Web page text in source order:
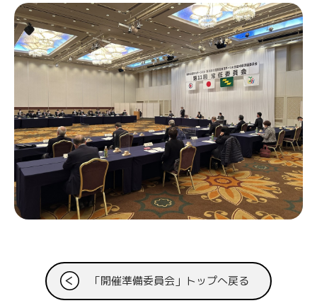
「開催準備委員会」トップへ戻る